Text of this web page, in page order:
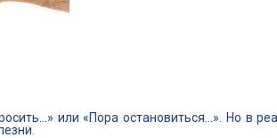
или «Пора остановиться...». Но в